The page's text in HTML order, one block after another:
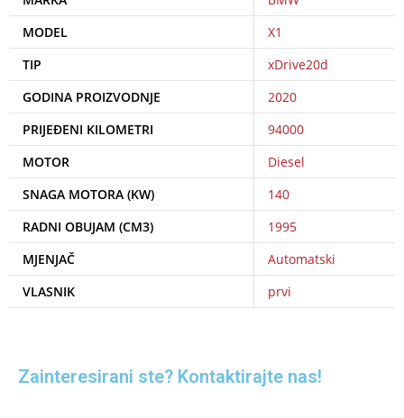
MODEL
X1
TIP
xDrive20d
GODINA PROIZVODNJE
2020
PRIJEĐENI KILOMETRI
94000
MOTOR
Diesel
SNAGA MOTORA (KW)
140
RADNI OBUJAM (CM3)
1995
MJENJAČ
Automatski
VLASNIK
prvi
Zainteresirani ste? Kontaktirajte nas!